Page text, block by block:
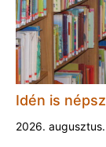
Idén is
2026.